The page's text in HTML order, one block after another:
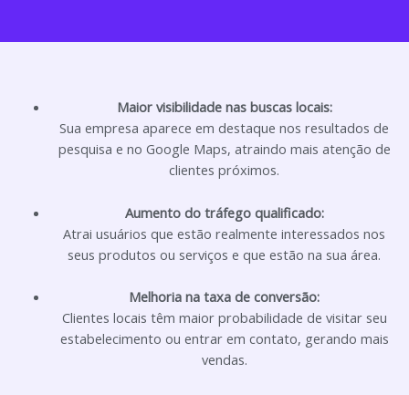
Maior visibilidade nas buscas locais:
Sua empresa aparece em destaque nos resultados de
pesquisa e no Google Maps, atraindo mais atenção de
clientes próximos.
Aumento do tráfego qualificado:
Atrai usuários que estão realmente interessados nos
seus produtos ou serviços e que estão na sua área.
Melhoria na taxa de conversão:
Clientes locais têm maior probabilidade de visitar seu
estabelecimento ou entrar em contato, gerando mais
vendas.